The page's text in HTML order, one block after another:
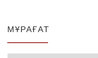
МҰРАҒАТ